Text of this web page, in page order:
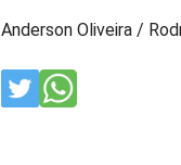
Anderson Oliveira /